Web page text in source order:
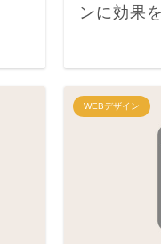
ンに効果
WEBデザイン